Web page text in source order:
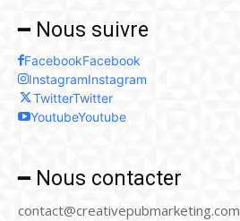
━ Nous suivre
FacebookFacebook
InstagramInstagram
TwitterTwitter
YoutubeYoutube
━ Nous contacter
contact@creativepubmarketing.com